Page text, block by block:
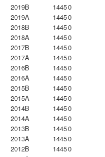
2019B
14450
2019A
14450
2018B
14450
2018A
14450
2017B
14450
2017A
14450
2016B
14450
2016A
14450
2015B
14450
2015A
14450
2014B
14450
2014A
14450
2013B
14450
2013A
14450
2012B
14450